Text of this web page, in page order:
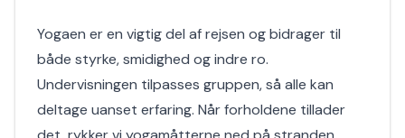
Yogaen er en vigtig del af rejsen og bidrager til
både styrke, smidighed og indre ro.
Undervisningen tilpasses gruppen, så alle kan
deltage uanset erfaring. Når forholdene tillader